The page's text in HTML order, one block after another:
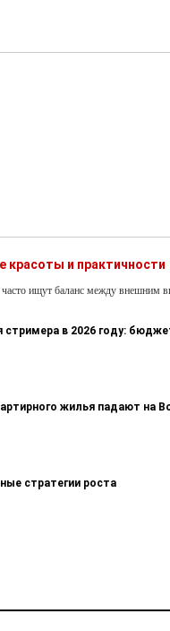
красоты и практичности
ищут баланс между внешним
в 2026 году:
жилья падают на
стратегии роста